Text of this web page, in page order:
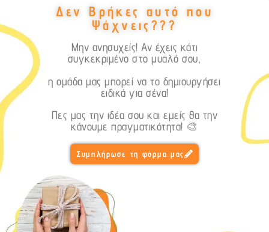
Δεν Βρήκες αυτό που
Ψάχνεις???
Μην ανησυχείς! Αν έχεις κάτι
συγκεκριμένο στο μυαλό σου,
η ομάδα μας μπορεί να το δημιουργήσει
ειδικά για σένα!
Πες μας την ιδέα σου και εμείς θα την
κάνουμε πραγματικότητα! 🎨
Συμπλήρωσε τη φόρμα μας